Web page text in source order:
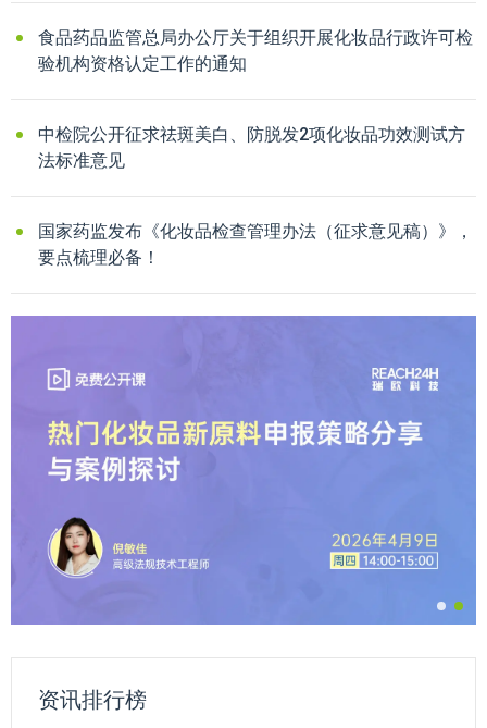
食品药品监管总局办公厅关于组织开展化妆品行政许可检
验机构资格认定工作的通知
中检院公开征求祛斑美白、防脱发2项化妆品功效测试方
法标准意见
国家药监发布《化妆品检查管理办法（征求意见稿）》，
要点梳理必备！
资讯排行榜